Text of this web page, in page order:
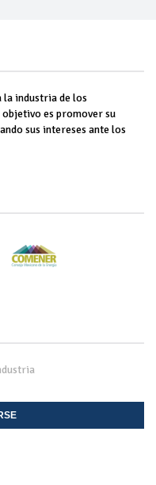
la industria de los
es promover su
sus intereses ante los